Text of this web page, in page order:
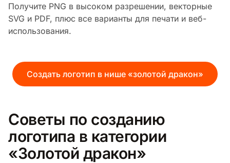
Получите PNG в высоком разрешении, векторные
SVG и PDF, плюс все варианты для печати и веб-
использования.
Создать логотип в нише «золотой дракон»
Советы по созданию
логотипа в категории
«Золотой дракон»